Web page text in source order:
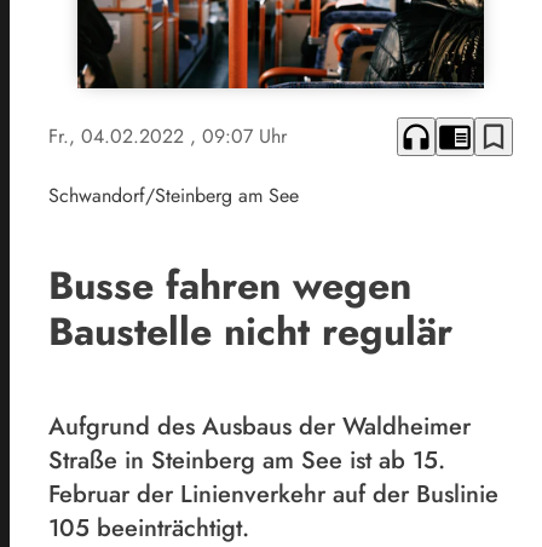
Fr., 04.02.2022 , 09:07 Uhr headphones chrome_reader_mode bookmark_border
Schwandorf/Steinberg am See
Busse fahren wegen
Baustelle nicht regulär
Aufgrund des Ausbaus der Waldheimer
Straße in Steinberg am See ist ab 15.
Februar der Linienverkehr auf der Buslinie
105 beeinträchtigt.